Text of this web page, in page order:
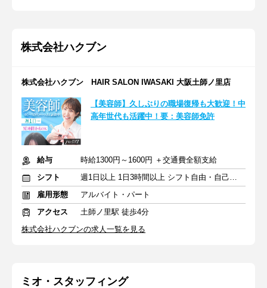
株式会社ハクブン
株式会社ハクブン HAIR SALON IWASAKI 大阪土師ノ里店
【美容師】久しぶりの職場復帰も大歓迎！中
高年世代も活躍中！要：美容師免許
給与
時給1300円～1600円 ＋交通費全額支給
シフト
週1日以上 1日3時間以上 シフト自由・自己申告
雇用形態
アルバイト・パート
アクセス
土師ノ里駅 徒歩4分
株式会社ハクブンの求人一覧を見る
ミオ・スタッフィング